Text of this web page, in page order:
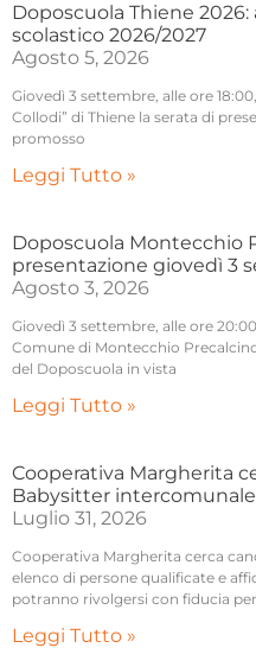
Doposcuola Thiene 2026:
scolastico 2026/2027
Agosto 5, 2026
Giovedì 3 settembre, alle ore
Collodi” di Thiene la serata di
promosso
Leggi Tutto »
Doposcuola Montecchio
presentazione giovedì 3
Agosto 3, 2026
Giovedì 3 settembre, alle ore
Comune di Montecchio
del Doposcuola in vista
Leggi Tutto »
Cooperativa Margherita
Babysitter intercomunale
Luglio 31, 2026
Cooperativa Margherita cerca
elenco di persone qualificate e
potranno rivolgersi con fiducia per
Leggi Tutto »